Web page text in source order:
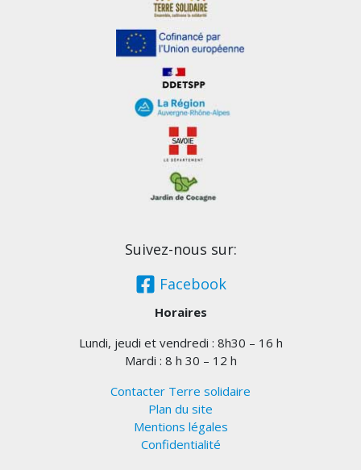
Suivez-nous sur:
Facebook
Horaires
Lundi, jeudi et vendredi : 8h30 – 16 h
Mardi : 8 h 30 – 12 h
Contacter Terre solidaire
Plan du site
Mentions légales
Confidentialité